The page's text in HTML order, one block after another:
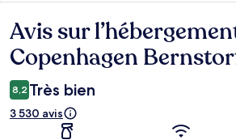
Avis
Avis sur
Copenhagen
8,2 Très bien
3 530 avis